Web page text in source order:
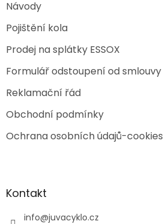
Návody
Pojištění kola
Prodej na splátky ESSOX
Formulář odstoupení od smlouvy
Reklamační řád
Obchodní podmínky
Ochrana osobních údajů-cookies
Kontakt
info@juvacyklo.cz